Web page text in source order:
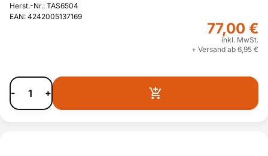
Herst.-Nr.: TAS6504
EAN: 4242005137169
77,00 €
inkl. MwSt.
+ Versand ab 6,95 €
- +